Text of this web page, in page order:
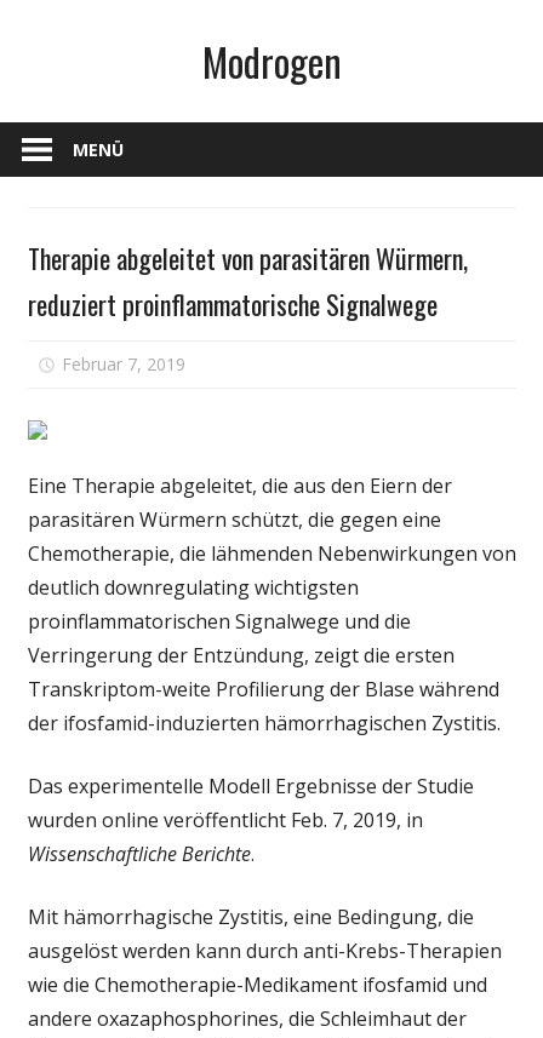
Modrogen
MENÜ
Therapie abgeleitet von parasitären Würmern,
reduziert proinflammatorische Signalwege
Februar 7, 2019
parasitären
Eine Therapie abgeleitet, die aus den Eiern der
parasitären Würmern schützt, die gegen eine
Chemotherapie, die lähmenden Nebenwirkungen von
deutlich downregulating wichtigsten
proinflammatorischen Signalwege und die
Verringerung der Entzündung, zeigt die ersten
Transkriptom-weite Profilierung der Blase während
der ifosfamid-induzierten hämorrhagischen Zystitis.
Das experimentelle Modell Ergebnisse der Studie
wurden online veröffentlicht Feb. 7, 2019, in
Wissenschaftliche Berichte.
Mit hämorrhagische Zystitis, eine Bedingung, die
ausgelöst werden kann durch anti-Krebs-Therapien
wie die Chemotherapie-Medikament ifosfamid und
andere oxazaphosphorines, die Schleimhaut der